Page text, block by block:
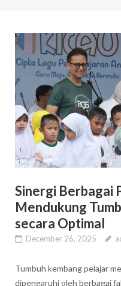
Sinergi Berbagai
Mendukung
secara Optimal
December 26, 2025
Tumbuh kembang pelajar
dipengaruhi oleh berbagai